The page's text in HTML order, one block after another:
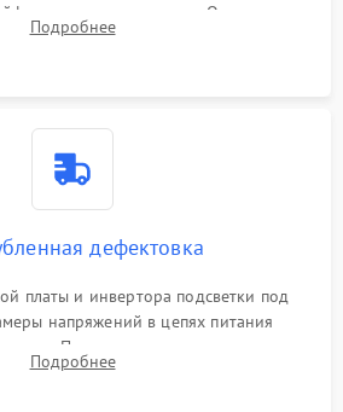
матрицы и питания. Очистка
охлаждения от скопившейся пыли.
Подробнее
дефектовка
платы и инвертора подсветки под
напряжений в цепях питания
Проверка состояния жесткого
памяти с помощью POST-карт и
Подробнее